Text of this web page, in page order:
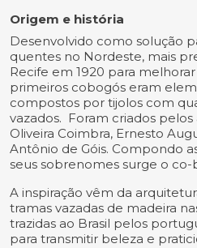
Origem e história
Desenvolvido como solução
quentes no Nordeste, mais
Recife em 1920 para
primeiros cobogós eram
compostos por tijolos com
vazados. Foram criados
Oliveira Coimbra, Ernesto
Antônio de Góis. Compondo
seus sobrenomes surge o co-
A inspiração vêm da
tramas vazadas de madeira
trazidas ao Brasil pelos
para transmitir beleza e